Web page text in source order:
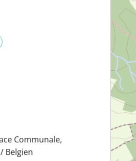
Communale,
Belgien